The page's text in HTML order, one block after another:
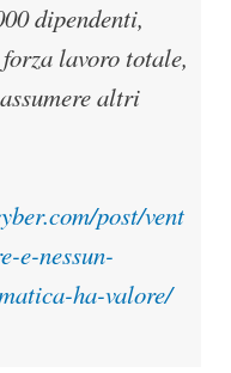
dipendenti,
lavoro totale,
altri
post/vent
e-nessun-
ha-valore/